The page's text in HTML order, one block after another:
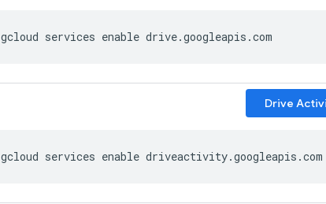
gcloud services enable drive.googleapis .com
gcloud services enable driveactivity.googleapis .com